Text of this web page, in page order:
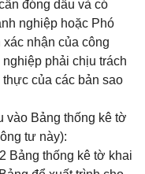
đóng dấu và có
nghiệp hoặc Phó
nhận của công
phải chịu trách
của các bản sao
vào Bảng thống kê tờ
tư này):
Bảng thống kê tờ khai